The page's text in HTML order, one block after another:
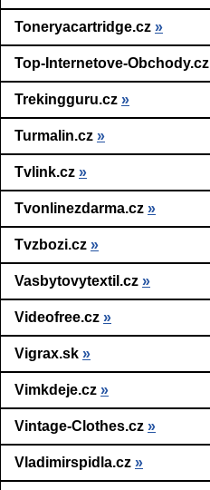
Toneryacartridge.cz »
Top-Internetove-Obchody.cz
Trekingguru.cz »
Turmalin.cz »
Tvlink.cz »
Tvonlinezdarma.cz »
Tvzbozi.cz »
Vasbytovytextil.cz »
Videofree.cz »
Vigrax.sk »
Vimkdeje.cz »
Vintage-Clothes.cz »
Vladimirspidla.cz »